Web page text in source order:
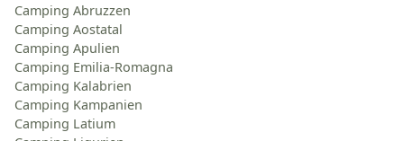
Camping Abruzzen
Camping Aostatal
Camping Apulien
Camping Emilia-Romagna
Camping Kalabrien
Camping Kampanien
Camping Latium